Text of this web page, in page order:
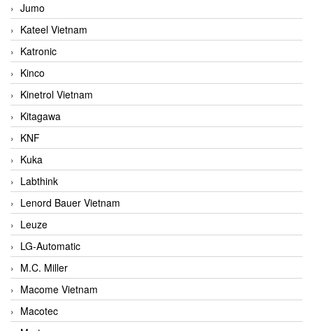
Jumo
Kateel Vietnam
Katronic
Kinco
Kinetrol Vietnam
Kitagawa
KNF
Kuka
Labthink
Lenord Bauer Vietnam
Leuze
LG-Automatic
M.C. Miller
Macome Vietnam
Macotec